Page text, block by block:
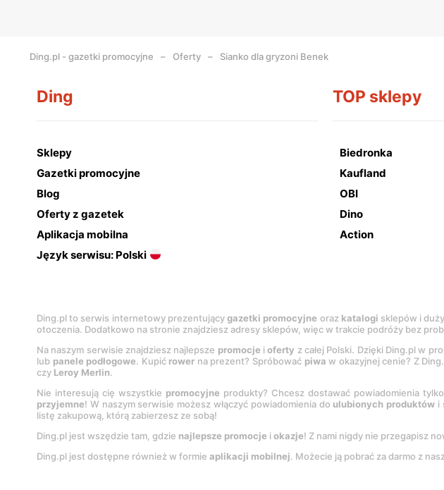
Ding.pl - gazetki promocyjne Oferty Sianko dla gryzoni Benek
Ding
Sklepy
Gazetki promocyjne
Blog
Oferty z gazetek
Aplikacja mobilna
Język serwisu: Polski
TOP sklepy
Biedronka
Kaufland
OBI
Dino
Action
Ding.pl to serwis internetowy prezentującygazetki promocyjne oraz katalogi sklepów i
otoczenia. Dodatkowo na stronie znajdziesz adresy sklepów, więc w trakcie podróży bez
Na naszym serwisie znajdziesz najlepsze promocje ioferty z całej Polski. Dzięki Ding.pl w
lub panele podłogowe. Kupić rower na prezent? Spróbować piwa w okazyjnej cenie? Z
czy Leroy Merlin.
Nie interesują cię wszystkie promocyjne produkty? Chcesz dostawać powiadomienia
przyjemne! W naszym serwisie możesz włączyć powiadomienia do ulubionych produktów i
listę zakupową, którą zabierzesz ze sobą!
Ding.pl jest wszędzie tam, gdzie najlepsze promocje i okazje! Z nami nigdy nie przegapisz
Ding.pl jest dostępne również w formie aplikacji mobilnej. Możecie ją pobrać za darmo z